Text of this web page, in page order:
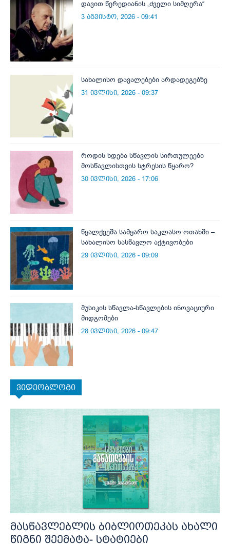
დავით წერედიანის „ძველი სიმღერა“
3 აგვისტო, 2026 - 09:41
სახალისო დავალებები არდადეგებზე
31 ივლისი, 2026 - 09:37
როდის ხდება სწავლის სირთულეები
მოსწავლისთვის სტრესის წყარო?
30 ივლისი, 2026 - 17:06
წყალქვეშა სამყარო საკლასო ოთახში –
სახალისო სასწავლო აქტივობები
29 ივლისი, 2026 - 09:09
მუსიკის სწავლა-სწავლების ინოვაციური
მიდგომები
28 ივლისი, 2026 - 09:47
ვიდეობლოგი
მასწავლებლის ბიბლიოთეკას ახალი
წიგნი შეემატა- სტატიები